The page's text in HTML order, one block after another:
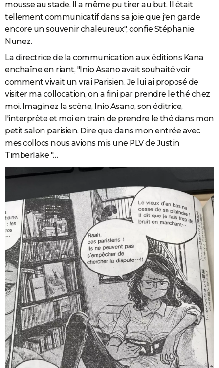
mousse au stade. Il a même pu tirer au but. Il était
tellement communicatif dans sa joie que j'en garde
encore un souvenir chaleureux", confie Stéphanie
Nunez.
La directrice de la communication aux éditions Kana
enchaîne en riant, "Inio Asano avait souhaité voir
comment vivait un vrai Parisien. Je lui ai proposé de
visiter ma collocation, on a fini par prendre le thé chez
moi. Imaginez la scène, Inio Asano, son éditrice,
l'interprète et moi en train de prendre le thé dans mon
petit salon parisien. Dire que dans mon entrée avec
mes collocs nous avions mis une PLV de Justin
Timberlake "…